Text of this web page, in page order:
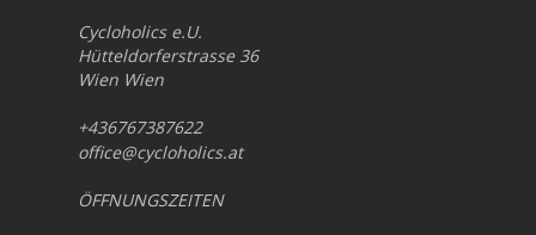
Cycloholics e.U.
Hütteldorferstrasse 36
Wien Wien
+436767387622
office@cycloholics.at
ÖFFNUNGSZEITEN